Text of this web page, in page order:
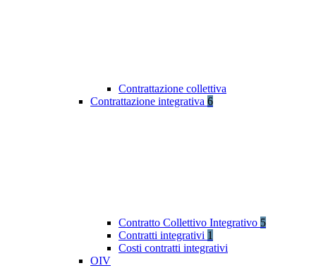
Contrattazione collettiva
Contrattazione integrativa 6
Contratto Collettivo Integrativo 5
Contratti integrativi 1
Costi contratti integrativi
OIV